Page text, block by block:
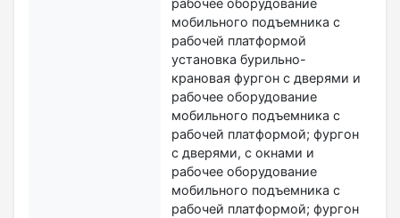
рабочее оборудование
мобильного подъемника с
рабочей платформой
установка бурильно-
крановая фургон с дверями и
рабочее оборудование
мобильного подъемника с
рабочей платформой; фургон
с дверями, с окнами и
рабочее оборудование
мобильного подъемника с
рабочей платформой; фургон